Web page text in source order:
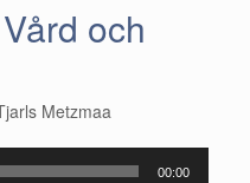
och
Metzmaa
00:00